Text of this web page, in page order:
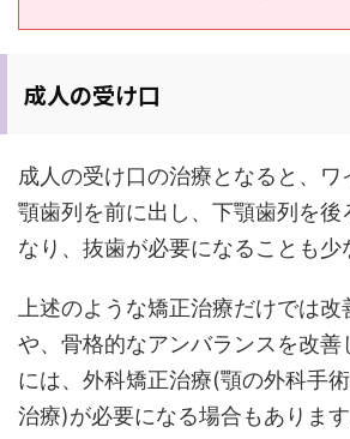
成人の受け口
成人の受け口の治療となると、ワ
顎歯列を前に出し、下顎歯列を後
なり、抜歯が必要になることも少
上述のような矯正治療だけでは
や、骨格的なアンバランスを改善
には、外科矯正治療(顎の外科手
治療)が必要になる場合もあります